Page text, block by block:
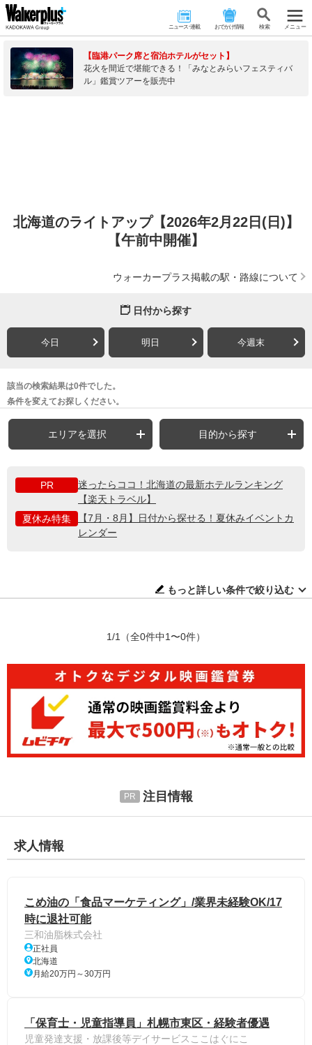
ニュース･連載 おでかけ情報 検 索 メニュー
【臨港パーク席と宿泊ホテルがセット】
花火を間近で堪能できる！「みなとみらいフェスティバ
ル」鑑賞ツアーを販売中
北海道のライトアップ【2026年2月22日(日)】
【午前中開催】
ウォーカープラス掲載の駅・路線について
日付から探す
今日 明日 今週末
該当の検索結果は0件でした。
条件を変えてお探しください。
エリアを選択 目的から探す
PR
迷ったらココ！北海道の最新ホテルランキング
【楽天トラベル】
夏休み特集
【7月・8月】日付から探せる！夏休みイベントカ
レンダー
もっと詳しい条件で絞り込む
1/1 （全0件中1〜0件）
注目情報
求人情報
こめ油の「食品マーケティング」/業界未経験OK/17
時に退社可能
三和油脂株式会社
正社員
北海道
月給20万円～30万円
「保育士・児童指導員」札幌市東区・経験者優遇
児童発達支援・放課後等デイサービスここはぐにこ